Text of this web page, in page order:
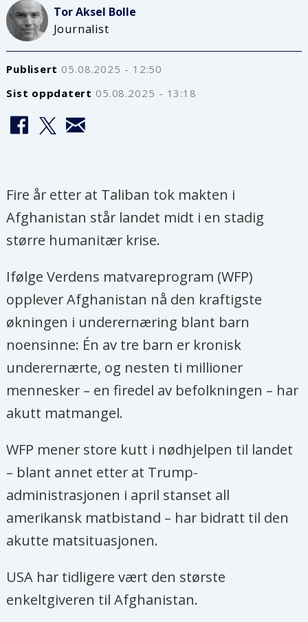
Tor Aksel Bolle
Journalist
Publisert
05.08.2025 - 12:50
Sist oppdatert
05.08.2025 - 13:18
Fire år etter at Taliban tok makten i
Afghanistan står landet midt i en stadig
større humanitær krise.
Ifølge Verdens matvareprogram (WFP)
opplever Afghanistan nå den kraftigste
økningen i underernæring blant barn
noensinne: Én av tre barn er kronisk
underernærte, og nesten ti millioner
mennesker – en firedel av befolkningen – har
akutt matmangel.
WFP mener store kutt i nødhjelpen til landet
– blant annet etter at Trump-
administrasjonen i april stanset all
amerikansk matbistand – har bidratt til den
akutte matsituasjonen.
USA har tidligere vært den største
enkeltgiveren til Afghanistan.